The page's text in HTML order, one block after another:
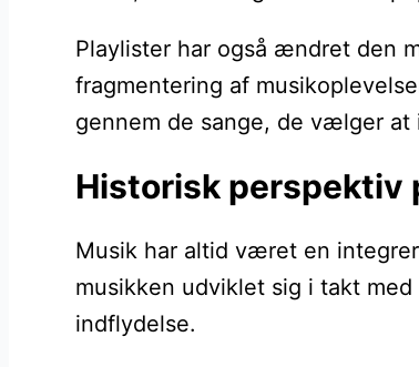
Playlister har også ændret den
fragmentering af
gennem de sange, de vælger at
Historisk perspektiv
Musik har altid været en
musikken udviklet sig i takt
indflydelse.